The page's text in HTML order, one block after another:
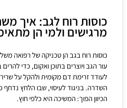
כוסות רוח לגב: איך
מרגישים ולמי הן
כוסות רוח בגב הן טכניקה של רפואה
עור הגב ויוצרים בתוכן ואקום, כדי
לעודד זרימת דם מקומית ולהקל על
השדרה. בניגוד לעיסוי, שבו הלחץ
הכיוון הפוך: המשיכה היא כלפי חוץ.